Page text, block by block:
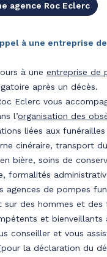
agence Roc Eclerc
à une entreprise
à une entreprise de
après un décès.
Eclerc vous
l’organisation des
liées aux
cinéraire, transport
bière, soins de
formalités
agences de pompes
sur des hommes et des
et bienveillants
conseiller et vous
la déclaration du